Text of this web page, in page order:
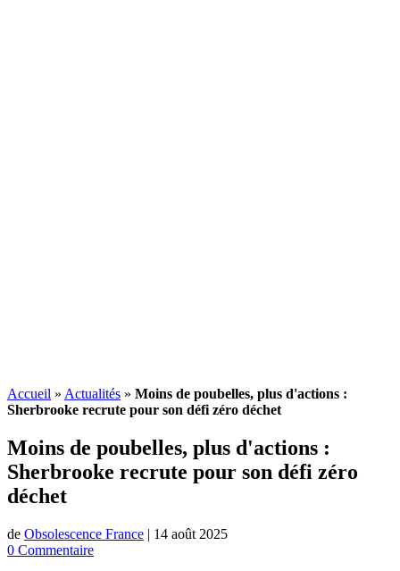
Accueil » Actualités » Moins de poubelles, plus d'actions :
Sherbrooke recrute pour son défi zéro déchet
Moins de poubelles, plus d'actions :
Sherbrooke recrute pour son défi zéro
déchet
de Obsolescence France | 14 août 2025
0 Commentaire